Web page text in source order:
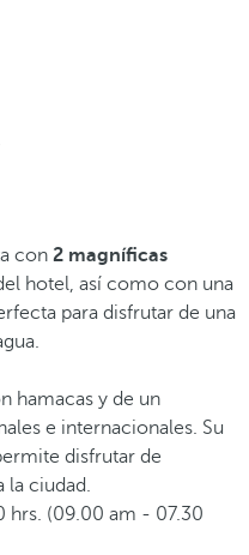
con 2 magníficas
hotel, así como con una
para disfrutar de una
hamacas y de un
e internacionales. Su
disfrutar de
la ciudad.
hrs. (09.00 am - 07.30